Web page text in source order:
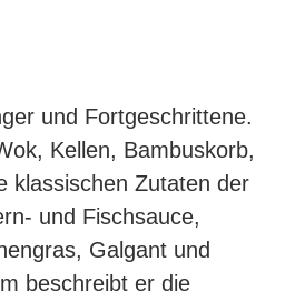
und Fortgeschrittene.
Kellen, Bambuskorb,
klassischen Zutaten der
und Fischsauce,
Galgant und
beschreibt er die